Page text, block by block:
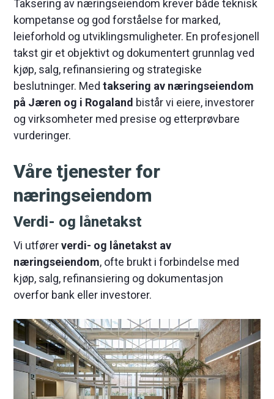
Taksering av næringseiendom krever både teknisk
kompetanse og god forståelse for marked,
leieforhold og utviklingsmuligheter. En profesjonell
takst gir et objektivt og dokumentert grunnlag ved
kjøp, salg, refinansiering og strategiske
beslutninger. Med taksering av næringseiendom
på Jæren og i Rogaland bistår vi eiere, investorer
og virksomheter med presise og etterprøvbare
vurderinger.
Våre tjenester for
næringseiendom
Verdi- og lånetakst
Vi utførerverdi- og lånetakst av
næringseiendom, ofte brukt i forbindelse med
kjøp, salg, refinansiering og dokumentasjon
overfor bank eller investorer.